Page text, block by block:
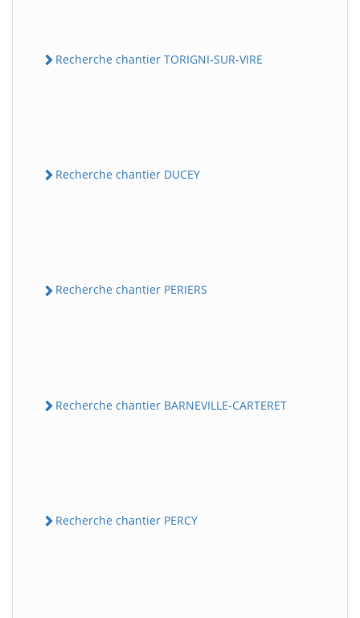
Recherche chantier TORIGNI-SUR-VIRE
Recherche chantier DUCEY
Recherche chantier PERIERS
Recherche chantier BARNEVILLE-CARTERET
Recherche chantier PERCY